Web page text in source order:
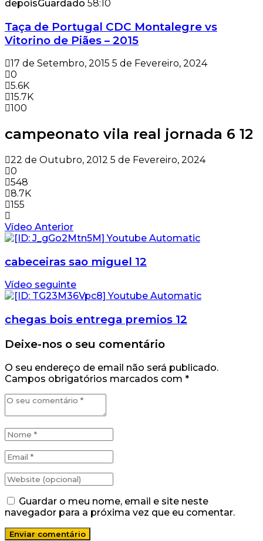
depoisGuardado 58:10
Taça de Portugal CDC Montalegre vs
Vitorino de Piães – 2015
17 de Setembro, 2015 5 de Fevereiro, 2024
0
5.6K
15.7K
100
campeonato vila real jornada 6 12
22 de Outubro, 2012 5 de Fevereiro, 2024
0
548
8.7K
155
Vídeo Anterior
cabeceiras sao miguel 12
Vídeo seguinte
chegas bois entrega premios 12
Deixe-nos o seu comentário
O seu endereço de email não será publicado.
Campos obrigatórios marcados com *
Guardar o meu nome, email e site neste
navegador para a próxima vez que eu comentar.